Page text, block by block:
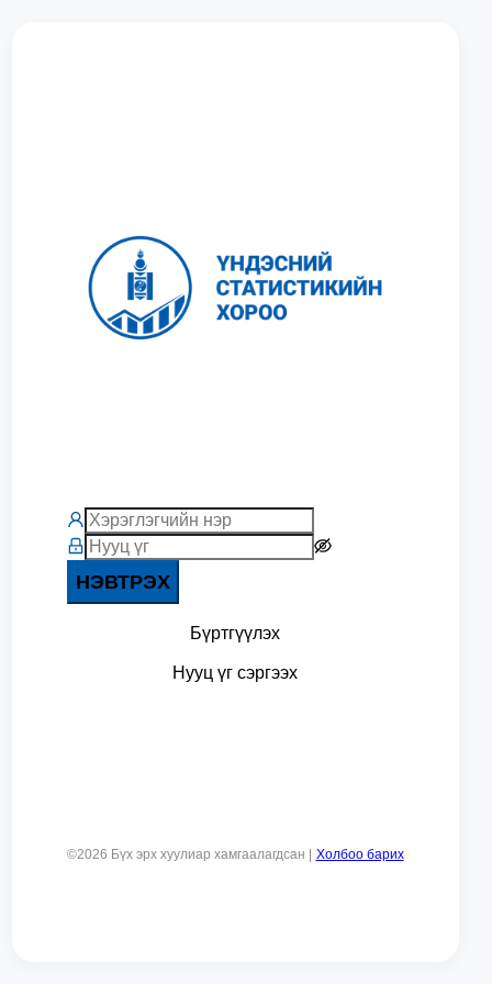
НЭВТРЭХ
Бүртгүүлэх
Нууц үг сэргээх
©2026 Бүх эрх хуулиар хамгаалагдсан | Холбоо барих